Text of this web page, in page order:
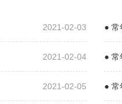
2021-02-03 ● 常
2021-02-04 ● 常
2021-02-05 ● 常